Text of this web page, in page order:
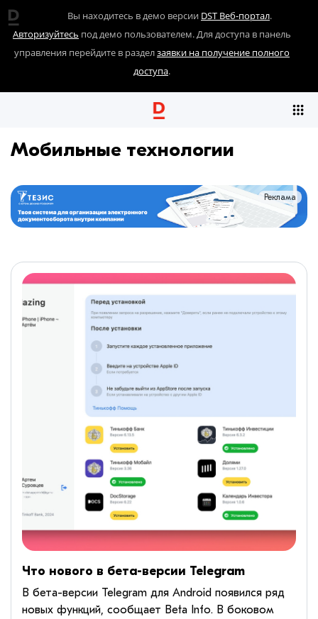
Вы находитесь в демо версии DST Веб-портал.
Авторизуйтесь под демо пользователем. Для доступа в панель
управления перейдите в разделзаявки на получение полного
доступа.
Мобильные технологии
Реклама
Что нового в бета-версии Telegram
В бета-версии Telegram для Android появился ряд
новых функций, сообщает Beta Info. В боковом